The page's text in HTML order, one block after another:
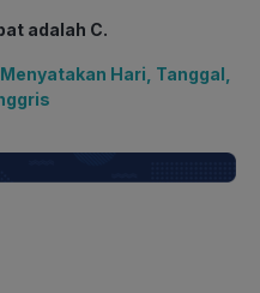
adalah C.
Hari, Tanggal,